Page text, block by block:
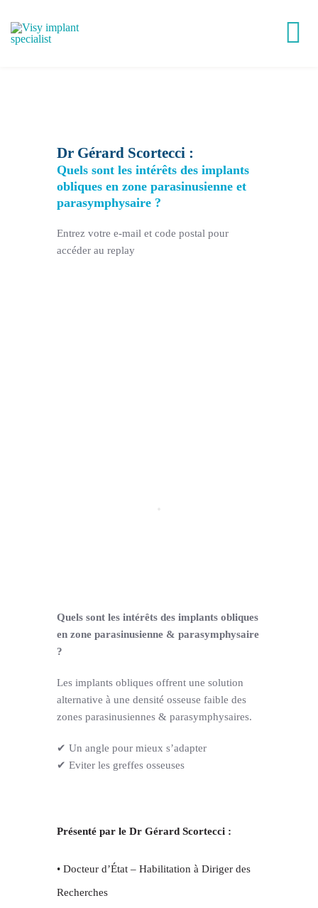
contenu
Dr Gérard Scortecci :
Quels sont les intérêts des implants
obliques en zone parasinusienne et
parasymphysaire ?
Entrez votre e-mail et code postal pour
accéder au replay
Quels sont les intérêts des implants obliques
en zone parasinusienne & parasymphysaire
?
Les implants obliques offrent une solution
alternative à une densité osseuse faible des
zones parasinusiennes & parasymphysaires.
✔ Un angle pour mieux s’adapter
✔ Eviter les greffes osseuses
Présenté par le Dr Gérard Scortecci :
• Docteur d’État – Habilitation à Diriger des
Recherches